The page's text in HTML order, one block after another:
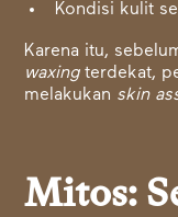
Kondisi kulit
Karena itu,
waxingterdekat,
melakukan skin
Mitos: